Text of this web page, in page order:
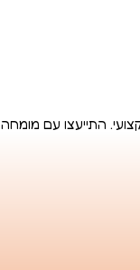
התייעצו עם מומחה